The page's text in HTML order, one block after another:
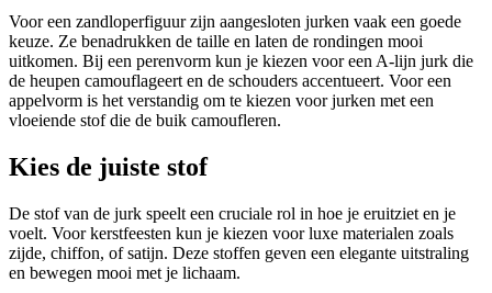
Voor een zandloperfiguur zijn aangesloten jurken vaak een goede
keuze. Ze benadrukken de taille en laten de rondingen mooi
uitkomen. Bij een perenvorm kun je kiezen voor een A-lijn jurk die
de heupen camouflageert en de schouders accentueert. Voor een
appelvorm is het verstandig om te kiezen voor jurken met een
vloeiende stof die de buik camoufleren.
Kies de juiste stof
De stof van de jurk speelt een cruciale rol in hoe je eruitziet en je
voelt. Voor kerstfeesten kun je kiezen voor luxe materialen zoals
zijde, chiffon, of satijn. Deze stoffen geven een elegante uitstraling
en bewegen mooi met je lichaam.